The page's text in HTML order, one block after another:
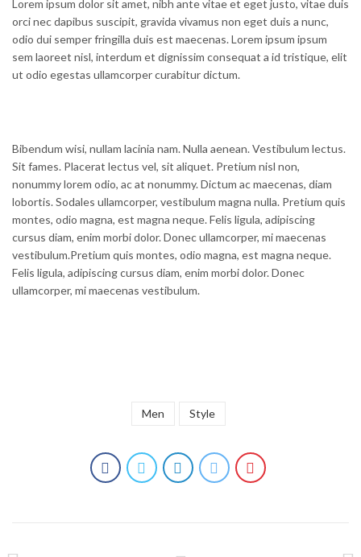
Lorem ipsum dolor sit amet, nibh ante vitae et eget justo, vitae duis
orci nec dapibus suscipit, gravida vivamus non eget duis a nunc,
odio dui semper fringilla duis est maecenas. Lorem ipsum ipsum
sem laoreet nisl, interdum et dignissim consequat a id tristique, elit
ut odio egestas ullamcorper curabitur dictum.
Bibendum wisi, nullam lacinia nam. Nulla aenean. Vestibulum lectus.
Sit fames. Placerat lectus vel, sit aliquet. Pretium nisl non,
nonummy lorem odio, ac at nonummy. Dictum ac maecenas, diam
lobortis. Sodales ullamcorper, vestibulum magna nulla. Pretium quis
montes, odio magna, est magna neque. Felis ligula, adipiscing
cursus diam, enim morbi dolor. Donec ullamcorper, mi maecenas
vestibulum.Pretium quis montes, odio magna, est magna neque.
Felis ligula, adipiscing cursus diam, enim morbi dolor. Donec
ullamcorper, mi maecenas vestibulum.
Men Style